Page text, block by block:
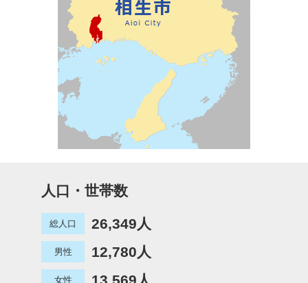
人口・世帯数
総人口 26,349人
男性 12,780人
女性